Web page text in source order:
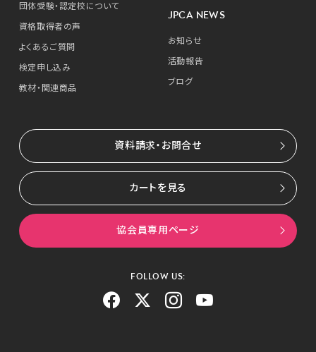
団体受験・認定校について
資格取得者の声
よくあるご質問
検定申し込み
教材・関連商品
JPCA NEWS
お知らせ
活動報告
ブログ
資料請求・お問合せ
カートを見る
協会員専用ページ
FOLLOW US: